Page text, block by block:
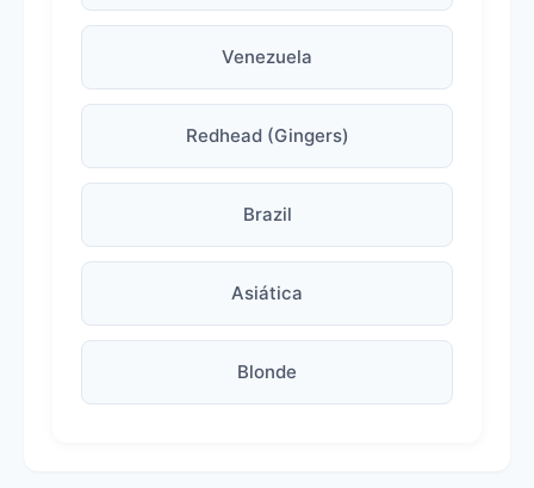
Venezuela
Redhead (Gingers)
Brazil
Asiática
Blonde